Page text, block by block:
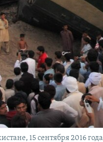
15 сентября 2016 года